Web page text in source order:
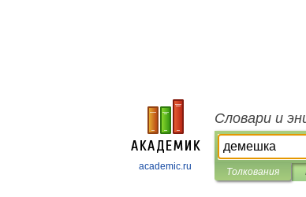
academic.ru
Словари и
Толкования